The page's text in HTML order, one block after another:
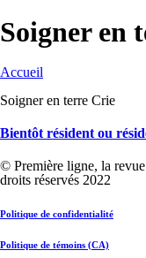
Soigner en
Accueil
Soigner en terre Crie
Bientôt résident ou
© Première ligne, la
droits réservés 2022
Politique de confidentialité
Politique de témoins (CA)